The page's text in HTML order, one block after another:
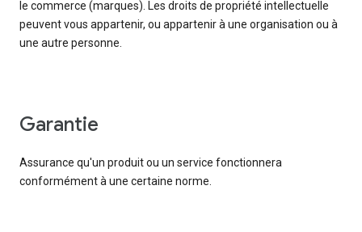
le commerce (marques). Les droits de propriété intellectuelle
peuvent vous appartenir, ou appartenir à une organisation ou à
une autre personne.
garantie
Assurance qu'un produit ou un service fonctionnera
conformément à une certaine norme.